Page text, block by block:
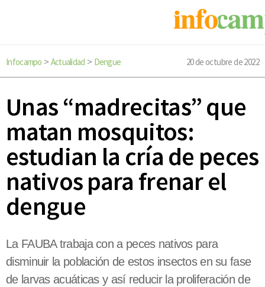
Infocampo > Actualidad > Dengue 20 de octubre de 2022
Unas “madrecitas” que
matan mosquitos:
estudian la cría de peces
nativos para frenar el
dengue
La FAUBA trabaja con a peces nativos para
disminuir la población de estos insectos en su fase
de larvas acuáticas y así reducir la proliferación de